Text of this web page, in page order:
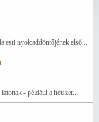
esti nyolcaddöntőjének első...
- például a hétszer...